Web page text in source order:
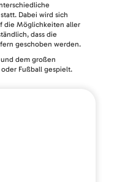
Dabei wird sich
die Möglichkeiten aller
dass die
geschoben werden.
dem großen
Fußball gespielt.